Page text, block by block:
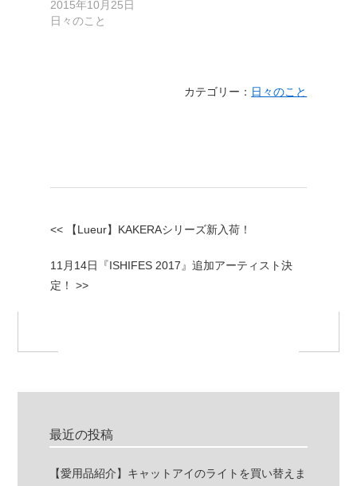
2015年10月25日
日々のこと
カテゴリー： 日々のこと
<< 【Lueur】KAKERAシリーズ新入荷！
11月14日『ISHIFES 2017』追加アーティスト決
定！ >>
最近の投稿
【愛用品紹介】キャットアイのライトを買い替えま